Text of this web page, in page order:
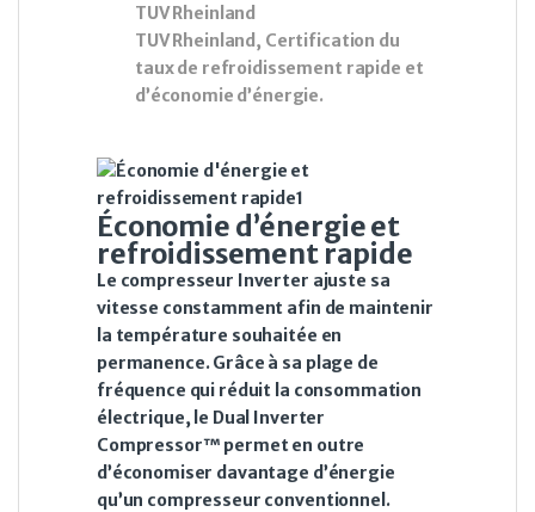
TUV Rheinland
TUV Rheinland, Certification du
taux de refroidissement rapide et
d’économie d’énergie.
Économie d’énergie et
refroidissement rapide
Le compresseur Inverter ajuste sa
vitesse constamment afin de maintenir
la température souhaitée en
permanence. Grâce à sa plage de
fréquence qui réduit la consommation
électrique, le Dual Inverter
Compressor™ permet en outre
d’économiser davantage d’énergie
qu’un compresseur conventionnel.